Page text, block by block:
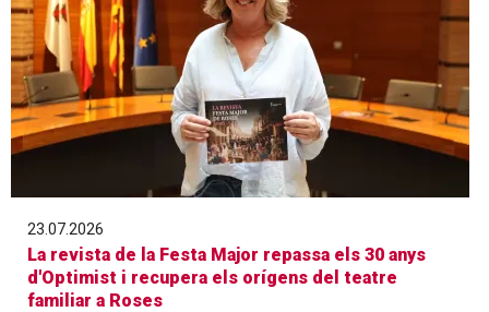
23.07.2026
La revista de la Festa Major repassa els 30 anys
d'Optimist i recupera els orígens del teatre
familiar a Roses